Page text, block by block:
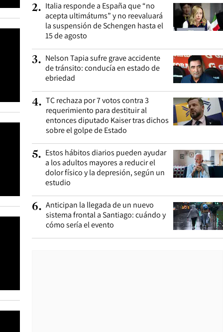
2. Italia responde a España que “no
acepta ultimátums” y no reevaluará
la suspensión de Schengen hasta el
15 de agosto
3. Nelson Tapia sufre grave accidente
de tránsito: conducía en estado de
ebriedad
4. TC rechaza por 7 votos contra 3
requerimiento para destituir al
entonces diputado Kaiser tras dichos
sobre el golpe de Estado
5. Estos hábitos diarios pueden ayudar
a los adultos mayores a reducir el
dolor físico y la depresión, según un
estudio
6. Anticipan la llegada de un nuevo
sistema frontal a Santiago: cuándo y
cómo sería el evento